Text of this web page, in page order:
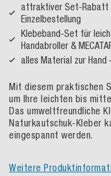
attraktiver Set-Rabatt
Einzelbestellung
Klebeband-Set für
Handabroller &
alles Material zur
Mit diesem praktischen
um Ihre leichten bis
Das umweltfreundliche
Naturkautschuk-Kleber
eingespannt werden.
Weitere